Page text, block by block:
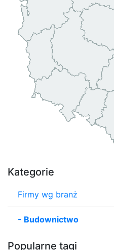
Kategorie
Firmy wg branż
- Budownictwo
Popularne tagi